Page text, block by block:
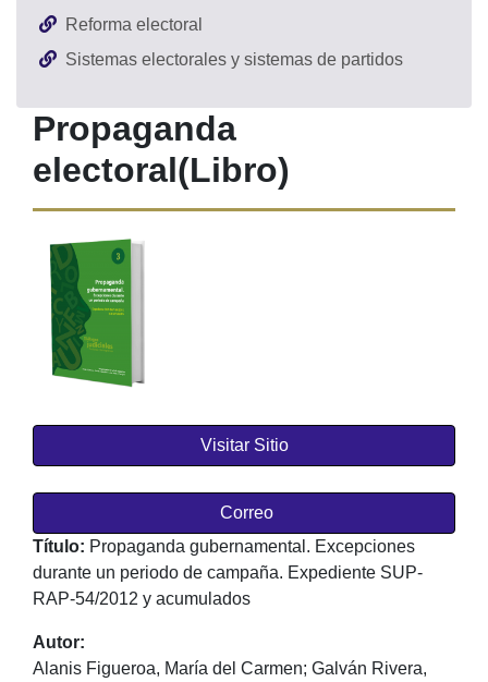
Reforma electoral
Sistemas electorales y sistemas de partidos
Propaganda
electoral(Libro)
Visitar Sitio
Correo
Título: Propaganda gubernamental. Excepciones
durante un periodo de campaña. Expediente SUP-
RAP-54/2012 y acumulados
Autor:
Alanis Figueroa, María del Carmen; Galván Rivera,